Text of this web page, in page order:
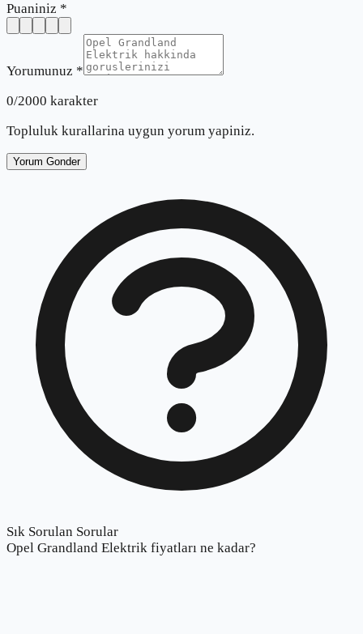
Puaniniz *
Yorumunuz *
0/2000 karakter
Topluluk kurallarina uygun yorum yapiniz.
Yorum Gonder
Sık Sorulan Sorular
Opel Grandland Elektrik fiyatları ne kadar?